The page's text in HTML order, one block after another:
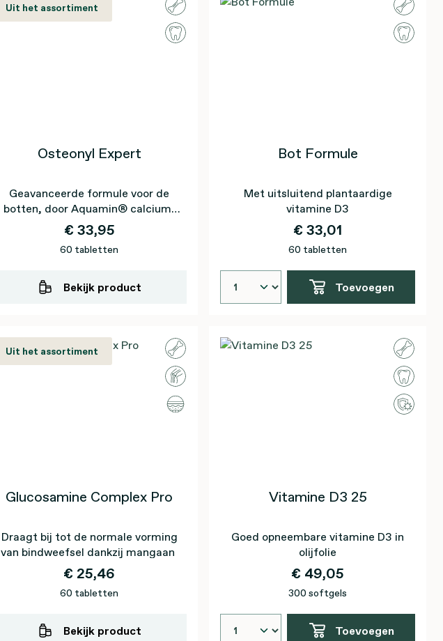
Uit het assortiment
Osteonyl Expert
Geavanceerde formule voor de
botten, door Aquamin® calcium,
D3, K2VITAL®, magnesium, zink
en mangaan
€ 33,95
60 tabletten
Bekijk product
Bot Formule
Met uitsluitend plantaardige
vitamine D3
€ 33,01
60 tabletten
Toevoegen
Uit het assortiment
Glucosamine Complex Pro
Draagt bij tot de normale vorming
van bindweefsel dankzij mangaan
€ 25,46
60 tabletten
Bekijk product
Vitamine D3 25
Goed opneembare vitamine D3 in
olijfolie
€ 49,05
300 softgels
Toevoegen